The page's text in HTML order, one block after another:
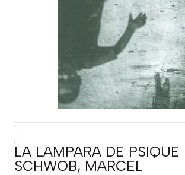
|
LA LAMPARA DE PSIQUE
SCHWOB, MARCEL